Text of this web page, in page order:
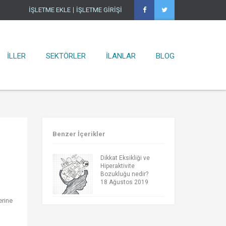
İŞLETME EKLE İŞLETME GİRİŞİ
İLLER SEKTÖRLER İLANLAR BLOG
Benzer İçerikler
Dikkat Eksikliği ve
Hiperaktivite
Bozukluğu nedir?
18 Ağustos 2019
×
Ana Sayfa
Ürünler
İşletme Ekle
İşletme Girişi